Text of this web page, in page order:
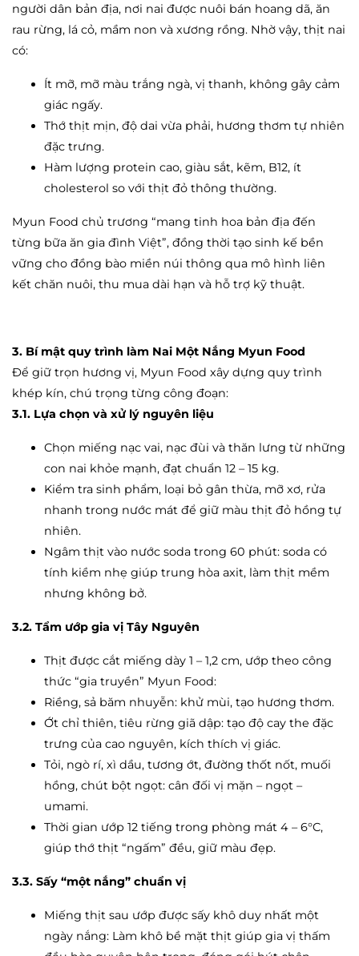
người dân bản địa, nơi nai được nuôi bán hoang dã, ăn
rau rừng, lá cỏ, mầm non và xương rồng. Nhờ vậy, thịt nai
có:
Ít mỡ, mỡ màu trắng ngà, vị thanh, không gây cảm
giác ngấy.
Thớ thịt mịn, độ dai vừa phải, hương thơm tự nhiên
đặc trưng.
Hàm lượng protein cao, giàu sắt, kẽm, B12, ít
cholesterol so với thịt đỏ thông thường.
Myun Food chủ trương “mang tinh hoa bản địa đến
từng bữa ăn gia đình Việt”, đồng thời tạo sinh kế bền
vững cho đồng bào miền núi thông qua mô hình liên
kết chăn nuôi, thu mua dài hạn và hỗ trợ kỹ thuật.
3. Bí mật quy trình làm Nai Một Nắng Myun Food
Để giữ trọn hương vị, Myun Food xây dựng quy trình
khép kín, chú trọng từng công đoạn:
3.1. Lựa chọn và xử lý nguyên liệu
Chọn miếng nạc vai, nạc đùi và thăn lưng từ những
con nai khỏe mạnh, đạt chuẩn 12 – 15 kg.
Kiểm tra sinh phẩm, loại bỏ gân thừa, mỡ xơ, rửa
nhanh trong nước mát để giữ màu thịt đỏ hồng tự
nhiên.
Ngâm thịt vào nước soda trong 60 phút: soda có
tính kiềm nhẹ giúp trung hòa axit, làm thịt mềm
nhưng không bở.
3.2. Tẩm ướp gia vị Tây Nguyên
Thịt được cắt miếng dày 1 – 1,2 cm, ướp theo công
thức “gia truyền” Myun Food:
Riềng, sả băm nhuyễn: khử mùi, tạo hương thơm.
Ớt chỉ thiên, tiêu rừng giã dập: tạo độ cay the đặc
trưng của cao nguyên, kích thích vị giác.
Tỏi, ngò rí, xì dầu, tương ớt, đường thốt nốt, muối
hồng, chút bột ngọt: cân đối vị mặn – ngọt –
umami.
Thời gian ướp 12 tiếng trong phòng mát 4 – 6°C,
giúp thớ thịt “ngấm” đều, giữ màu đẹp.
3.3. Sấy “một nắng” chuẩn vị
Miếng thịt sau ướp được sấy khô duy nhất một
ngày nắng: Làm khô bề mặt thịt giúp gia vị thấm